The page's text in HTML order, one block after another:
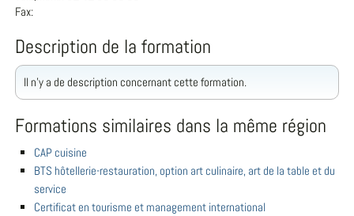
Fax:
Description de la formation
Il n'y a de description concernant cette formation.
Formations similaires dans la même région
CAP cuisine
BTS hôtellerie-restauration, option art culinaire, art de la table et du
service
Certificat en tourisme et management international